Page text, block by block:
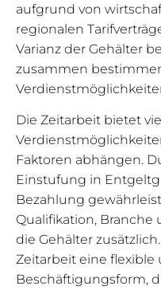
aufgrund von
regionalen
Varianz der Gehälter
zusammen
Die Zeitarbeit bietet
Faktoren abhängen.
Einstufung in
Bezahlung
Qualifikation, Branche
die Gehälter
Zeitarbeit eine flexible
Beschäftigungsform,